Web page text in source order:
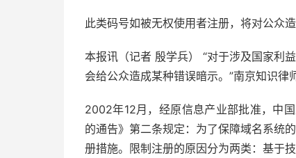
此类码号如被无权使用者注册，将对公众
本报讯（记者 殷学兵） “对于涉及国家利
会给公众造成某种错误暗示。”南京知识律
2002年12月，经原信息产业部批准，中
的通告》第二条规定：为了保障域名系统
册措施。限制注册的原因分为两类：基于